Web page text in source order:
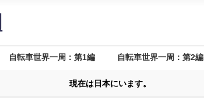
自転車世界一周：第1編 自転車世界一周：第2編
現在は日本にいます。